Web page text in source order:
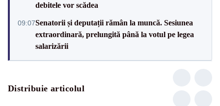
debitele vor scădea
09:07Senatorii și deputații rămân la muncă. Sesiunea
extraordinară, prelungită până la votul pe legea
salarizării
Distribuie articolul